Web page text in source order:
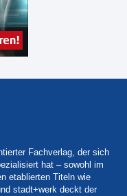
Fachverlag, der sich
hat – sowohl im
etablierten Titeln wie
stadt+werk deckt der